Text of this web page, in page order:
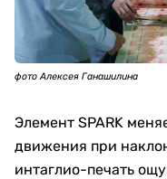
фото Алексея Ганашилина
Элемент SPARK
движения при
интаглио-печать